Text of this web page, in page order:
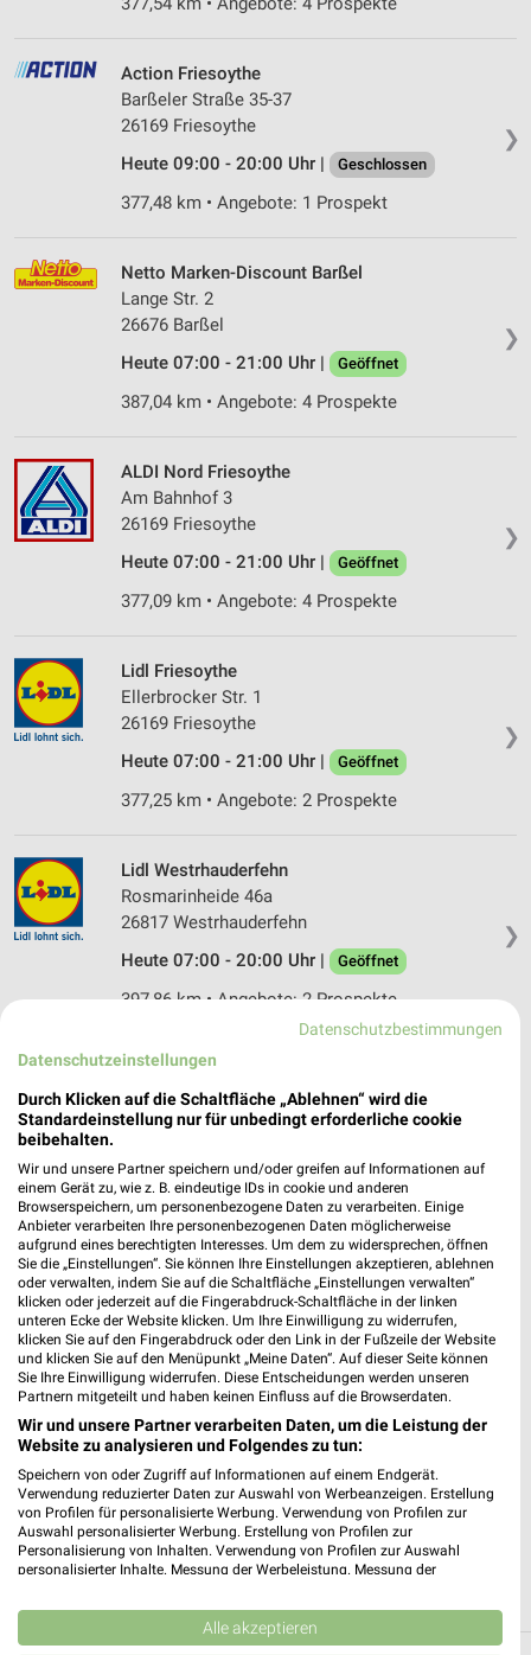
❯
Action Friesoythe
Barßeler Straße 35-37
26169 Friesoythe
Heute 09:00 - 20:00 Uhr |
Geschlossen
377,48 km • Angebote: 1 Prospekt
❯
Netto Marken-Discount Barßel
Lange Str. 2
26676 Barßel
Heute 07:00 - 21:00 Uhr |
Geöffnet
387,04 km • Angebote: 4 Prospekte
❯
ALDI Nord Friesoythe
Am Bahnhof 3
26169 Friesoythe
Heute 07:00 - 21:00 Uhr |
Geöffnet
377,09 km • Angebote: 4 Prospekte
❯
Lidl Friesoythe
Ellerbrocker Str. 1
26169 Friesoythe
Heute 07:00 - 21:00 Uhr |
Geöffnet
377,25 km • Angebote: 2 Prospekte
❯
Lidl Westrhauderfehn
Rosmarinheide 46a
26817 Westrhauderfehn
Heute 07:00 - 20:00 Uhr |
Geöffnet
397,86 km • Angebote: 2 Prospekte
Action Rhauderfehn
Rosmarinheide 46
26817 Rhauderfehn
Heute 09:00 - 20:00 Uhr |
Geschlossen
397,89 km • Angebote: 1 Prospekt
ALDI Nord Rhauderfehn
Rhauderwieke 9
26817 Rhauderfehn
Heute 07:00 - 20:00 Uhr | Geöffnet
397,73 km • Angebote: 4 Prospekte
Netto Marken-Discount Rhauderfehn
Rhauderwieke 25/27
26817 Rhauderfehn
Heute 07:00 - 21:00 Uhr | Geöffnet
Datenschutzbestimmungen
Datenschutzeinstellungen
Durch Klicken auf die Schaltfläche „Ablehnen“ wird die
Standardeinstellung nur für unbedingt erforderliche cookie
beibehalten.
Wir und unsere Partner speichern und/oder greifen auf Informationen auf
einem Gerät zu, wie z. B. eindeutige IDs in cookie und anderen
Browserspeichern, um personenbezogene Daten zu verarbeiten. Einige
Anbieter verarbeiten Ihre personenbezogenen Daten möglicherweise
aufgrund eines berechtigten Interesses. Um dem zu widersprechen, öffnen
Sie die „Einstellungen“. Sie können Ihre Einstellungen akzeptieren, ablehnen
oder verwalten, indem Sie auf die Schaltfläche „Einstellungen verwalten“
klicken oder jederzeit auf die Fingerabdruck-Schaltfläche in der linken
unteren Ecke der Website klicken. Um Ihre Einwilligung zu widerrufen,
klicken Sie auf den Fingerabdruck oder den Link in der Fußzeile der Website
und klicken Sie auf den Menüpunkt „Meine Daten“. Auf dieser Seite können
Sie Ihre Einwilligung widerrufen. Diese Entscheidungen werden unseren
Partnern mitgeteilt und haben keinen Einfluss auf die Browserdaten.
Wir und unsere Partner verarbeiten Daten, um die Leistung der
Website zu analysieren und Folgendes zu tun:
Speichern von oder Zugriff auf Informationen auf einem Endgerät.
Verwendung reduzierter Daten zur Auswahl von Werbeanzeigen. Erstellung
von Profilen für personalisierte Werbung. Verwendung von Profilen zur
Auswahl personalisierter Werbung. Erstellung von Profilen zur
Personalisierung von Inhalten. Verwendung von Profilen zur Auswahl
personalisierter Inhalte. Messung der Werbeleistung. Messung der
Kombinationen von Daten aus verschiedenen Quellen. Entwicklung und
Verbesserung der Angebote. Verwendung reduzierter Daten zur Auswahl
von Inhalten.
Alle akzeptieren